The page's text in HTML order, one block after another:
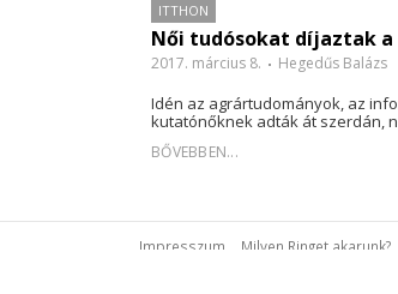
ITTHON
Női tudósokat díjaztak a
2017. március 8. Hegedűs Balázs
Idén az agrártudományok, az
kutatónőknek adták át szerdán,
BŐVEBBEN...
Impresszum Milyen Ringet akarunk?